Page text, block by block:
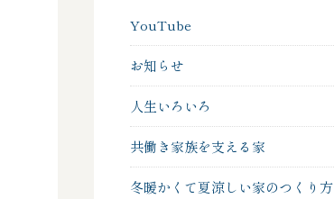
YouTube
お知らせ
人生いろいろ
共働き家族を支える家
冬暖かくて夏涼しい家のつくり方